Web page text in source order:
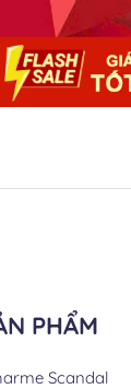
PHẨM
Scandal